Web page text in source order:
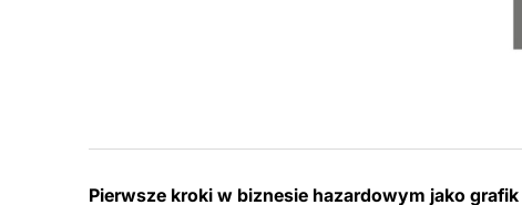
Pierwsze kroki w biznesie hazardowym jako